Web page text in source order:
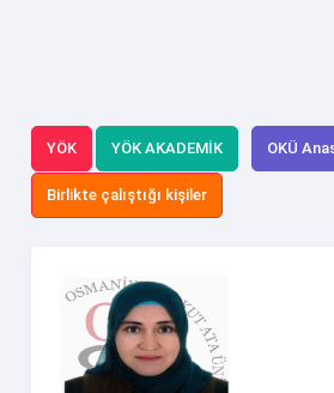
YÖK YÖK AKADEMİK OKÜ
Birlikte çalıştığı kişiler